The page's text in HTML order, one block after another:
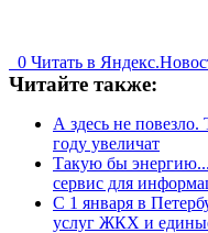
0 Читать в Я
Читайте также:
А здесь не
году увеличат
Такую бы
сервис для
С 1 января в
услуг ЖКХ и